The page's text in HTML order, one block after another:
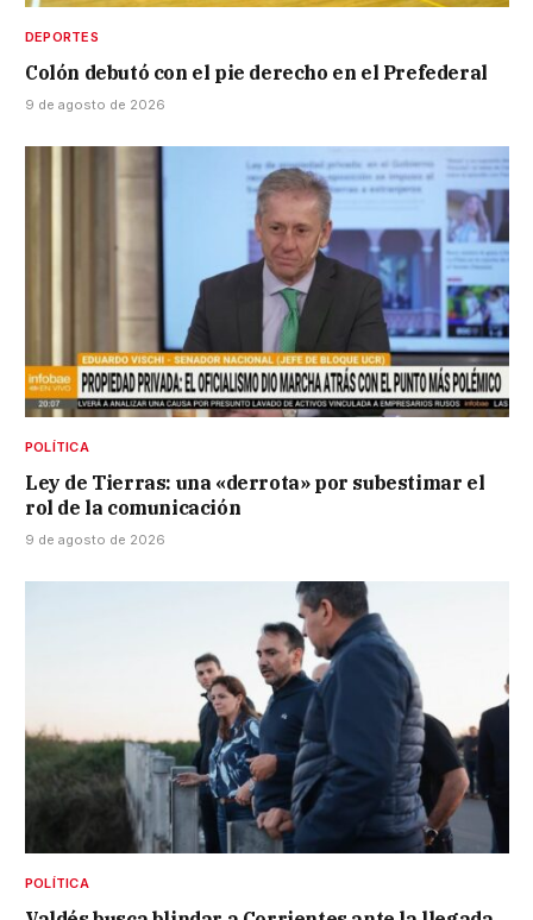
DEPORTES
Colón debutó con el pie derecho en el Prefederal
9 de agosto de 2026
POLÍTICA
Ley de Tierras: una «derrota» por subestimar el
rol de la comunicación
9 de agosto de 2026
POLÍTICA